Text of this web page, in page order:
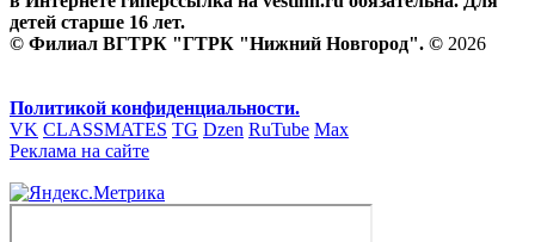
детей старше 16 лет.
© Филиал ВГТРК "ГТРК "Нижний Новгород". © 2026
Политикой конфиденциальности.
VK CLASSMATES TG Dzen RuTube Max
Реклама на сайте